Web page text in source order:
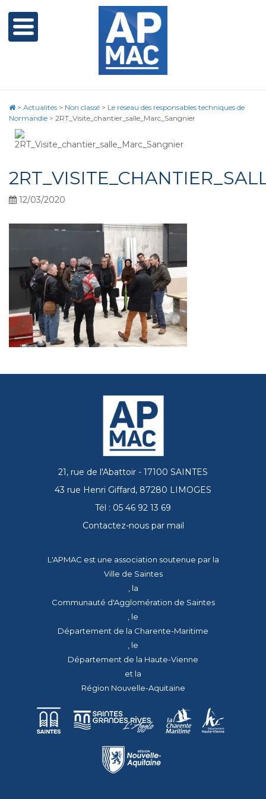
> Actualités > Non classé > Le réseau des responsables techniques de
Normandie > 2RT_Visite_chantier_salle_Marc_Sangnier
12/03/2020
21, rue de l'Abattoir - 17100 SAINTES
43 rue Henri Giffard, 87280 LIMOGES
Tél : 05 46 92 13 69
Contactez-nous par mail
L'APMAC est une association soutenue par la
Ville de Saintes
, la
Communauté d'Agglomération de Saintes
, le
Département de la Charente-Maritime
, le
Département de la Haute-Vienne
et la
Région Nouvelle-Aquitaine